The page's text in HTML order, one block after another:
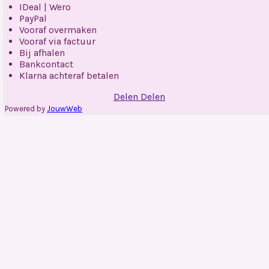
IDeal | Wero
PayPal
Vooraf overmaken
Vooraf via factuur
Bij afhalen
Bankcontact
Klarna achteraf betalen
Delen Delen
Powered by JouwWeb